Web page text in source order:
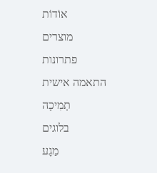
אוֹדוֹת
מוצרים
פתרונות
התאמה אישית
תְמִיכָה
בלוגים
מַגָע